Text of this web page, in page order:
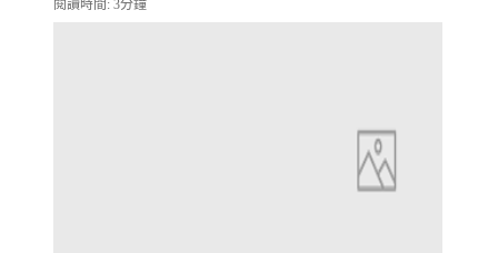
閱讀時間: 3分鐘